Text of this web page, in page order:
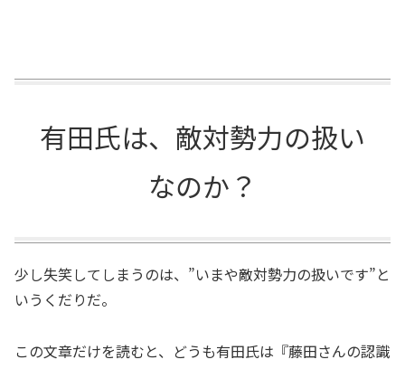
有田氏は、敵対勢力の扱い
なのか？
少し失笑してしまうのは、”いまや敵対勢力の扱いです”と
いうくだりだ。
この文章だけを読むと、どうも有田氏は『藤田さんの認識